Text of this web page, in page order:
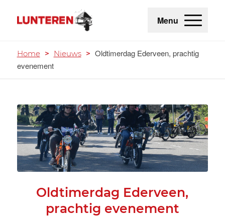
Menu
Home > Nieuws > Oldtimerdag Ederveen, prachtig
evenement
Oldtimerdag Ederveen,
prachtig evenement